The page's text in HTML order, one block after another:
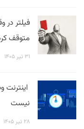
متوقف
۳۱ تیر ۱۴۰۵
نیست
۲۸ تیر ۱۴۰۵